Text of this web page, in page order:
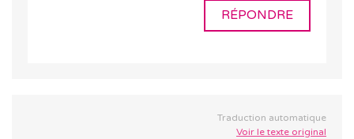
RÉPONDRE
Traduction automatique
Voir le texte original